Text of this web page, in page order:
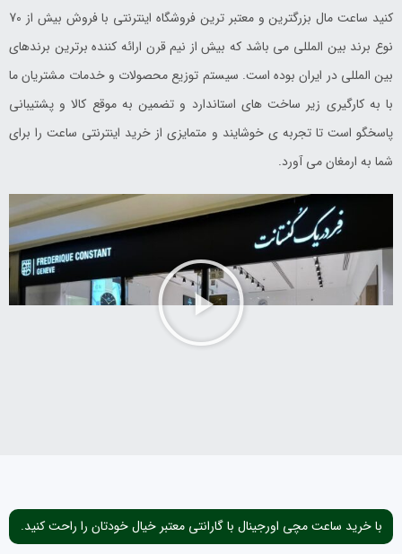
کنید ساعت مال بزرگترین و معتبر ترین فروشگاه اینترنتی با فروش بیش از 70
نوع برند بین المللی می باشد که بیش از نیم قرن ارائه کننده برترین برندهای
بین المللی در ایران بوده است. سیستم توزیع محصولات و خدمات مشتریان ما
با به کارگیری زیر ساخت های استاندارد و تضمین به موقع کالا و پشتیبانی
پاسخگو است تا تجربه ی خوشایند و متمایزی از خرید اینترنتی ساعت را برای
شما به ارمغان می آورد.
با خرید ساعت مچی اورجینال با گارانتی معتبر خیال خودتان را راحت کنید.